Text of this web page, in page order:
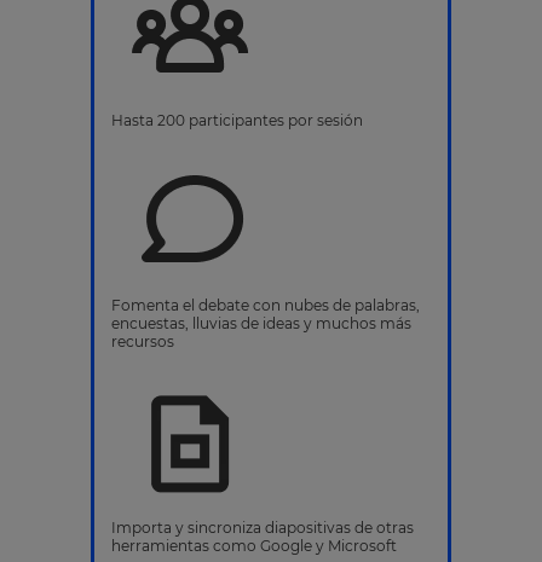
Hasta 200 participantes por sesión
Fomenta el debate con nubes de palabras,
encuestas, lluvias de ideas y muchos más
recursos
Importa y sincroniza diapositivas de otras
herramientas como Google y Microsoft